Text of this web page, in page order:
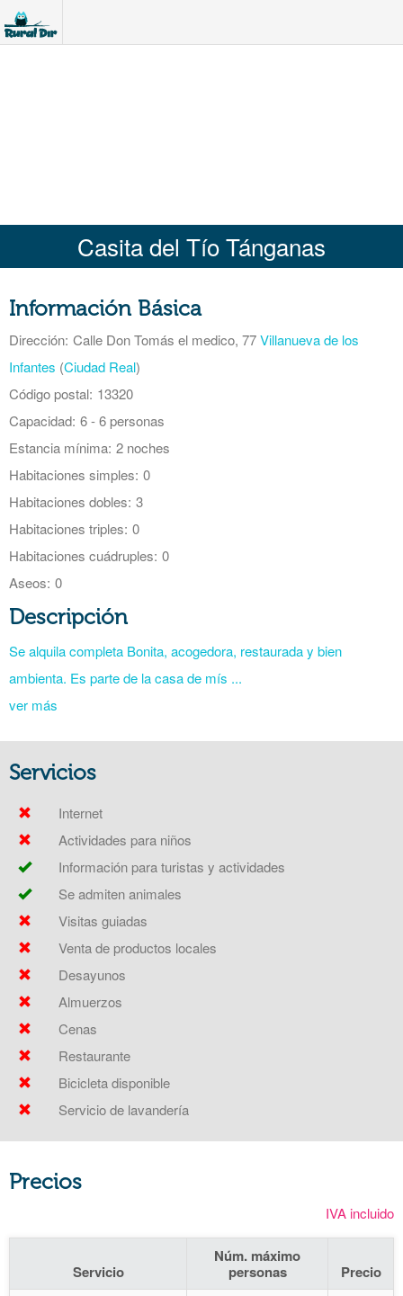
Casita del Tío Tánganas
Información Básica
Dirección: Calle Don Tomás el medico, 77Villanueva de los
Infantes (Ciudad Real)
Código postal: 13320
Capacidad: 6 - 6 personas
Estancia mínima: 2 noches
Habitaciones simples: 0
Habitaciones dobles: 3
Habitaciones triples: 0
Habitaciones cuádruples: 0
Aseos: 0
Descripción
Se alquila completa Bonita, acogedora, restaurada y bien
ambienta. Es parte de la casa de mís ...
ver más
Servicios
Internet
Actividades para niños
Información para turistas y actividades
Se admiten animales
Visitas guiadas
Venta de productos locales
Desayunos
Almuerzos
Cenas
Restaurante
Bicicleta disponible
Servicio de lavandería
Precios
IVA incluido
Servicio
Núm. máximo
personas
Precio